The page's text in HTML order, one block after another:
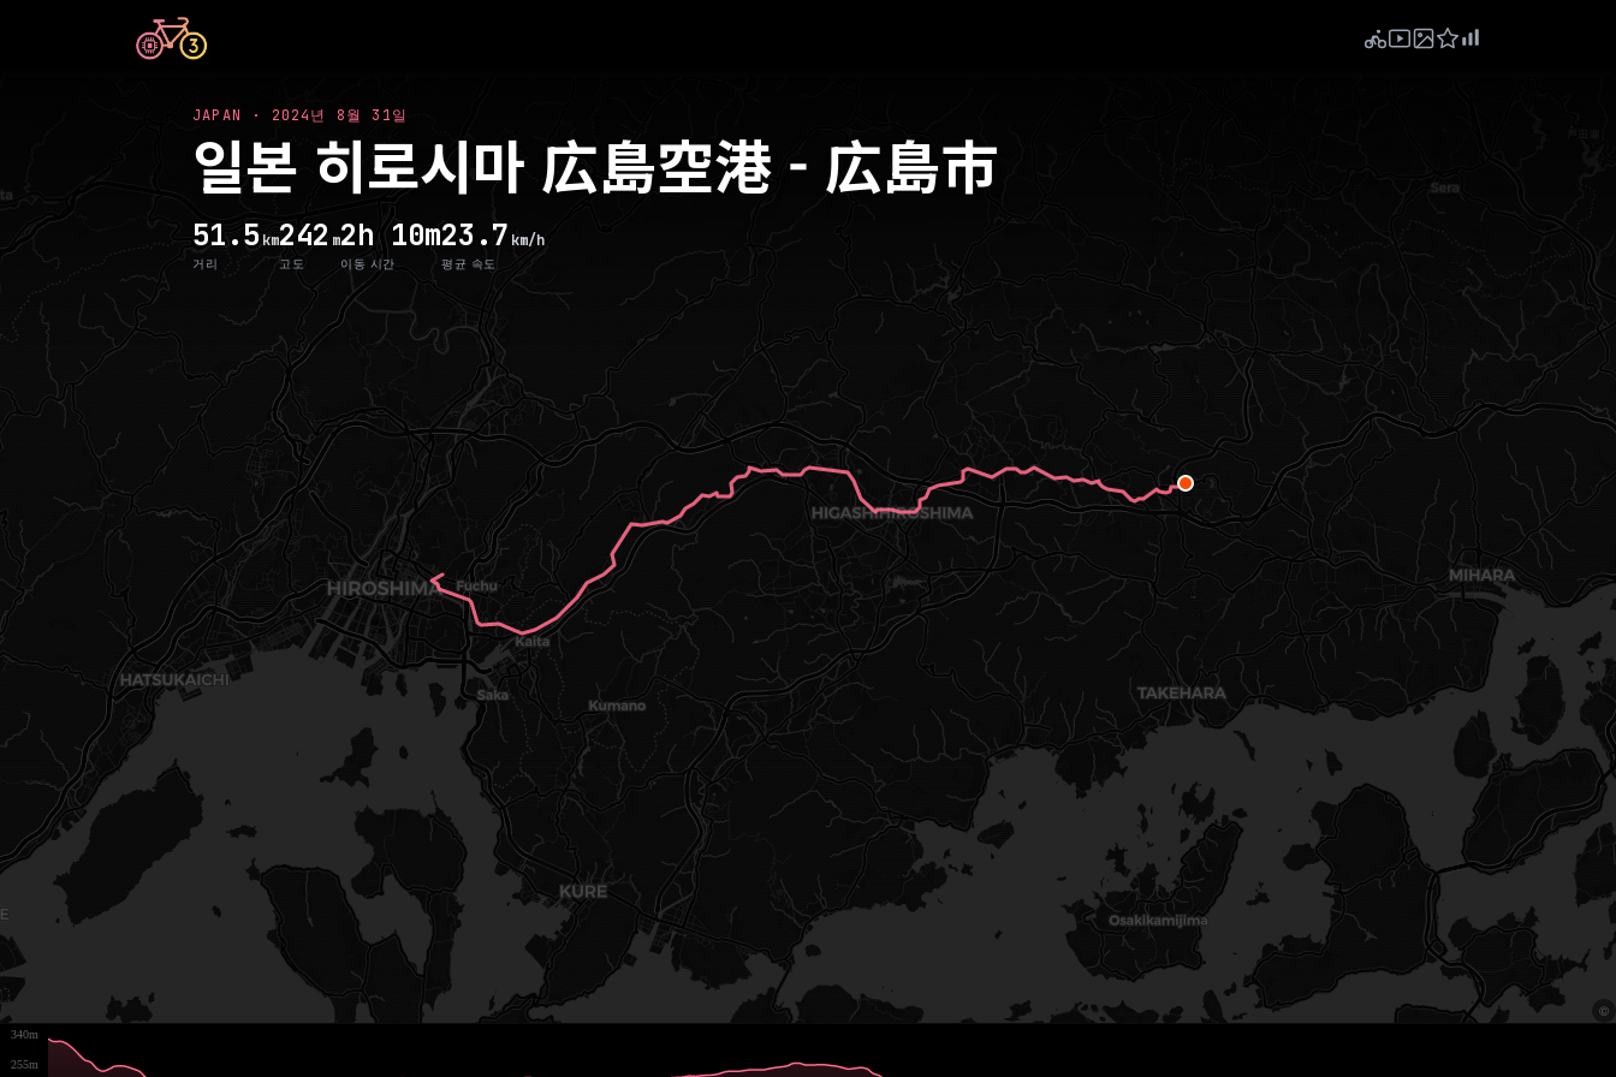
JAPAN · 2024년 8월 31일
일본 히로시마 広島空港 - 広島市
51.5 km
거리
242 m
고도
2h 10m
이동 시간
23.7 km/h
평균 속도
255m
340m